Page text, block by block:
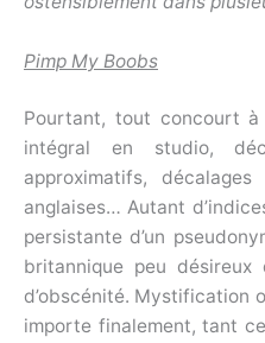
Pimp My Boobs
Pourtant, tout concourt
intégral en studio,
approximatifs,
anglaises… Autant
persistante d’un
britannique peu désireux
d’obscénité. Mystification
importe finalement, tant